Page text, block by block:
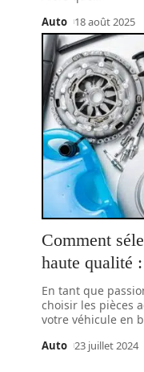
Auto 18 août 2025
Comment
haute qualité
En tant que
choisir les pièces
votre véhicule en
Auto 23 juillet 2024